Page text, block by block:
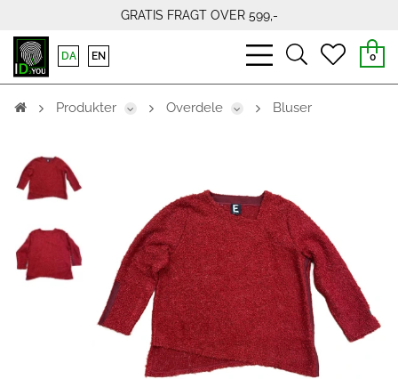
GRATIS FRAGT OVER 599,-
bars
light
searchheart
0
DA EN
Produkter Overdele Bluser